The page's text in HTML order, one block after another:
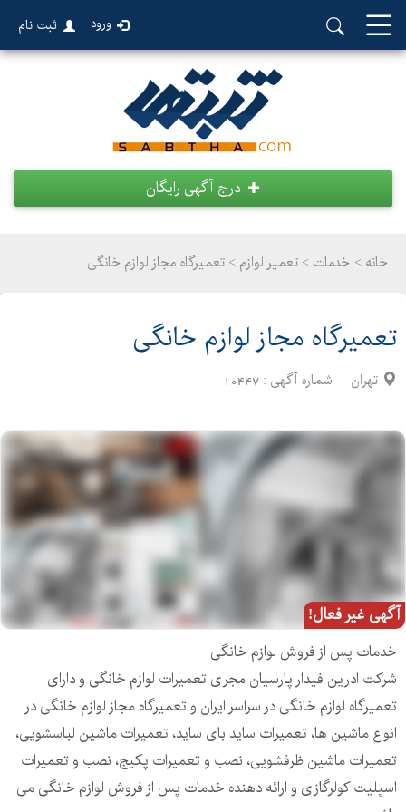
ورود ثبت نام
درج آگهی رایگان
خانه > خدمات > تعمیر لوازم > تعمیرگاه مجاز لوازم خانگی
تعمیرگاه مجاز لوازم خانگی
تهران شماره آگهی : 10447
آگهی غیر فعال!
خدمات پس از فروش لوازم خانگی
شرکت ادرین فیدار پارسیان مجری تعمیرات لوازم خانگی و دارای
تعمیرگاه لوازم خانگی در سراسر ایران و تعمیرگاه مجاز لوازم خانگی در
انواع ماشین ها، تعمیرات ساید بای ساید، تعمیرات ماشین لباسشویی،
تعمیرات ماشین ظرفشویی، نصب و تعمیرات پکیج، نصب و تعمیرات
اسپلیت کولرگازی و ارائه دهنده خدمات پس از فروش لوازم خانگی می